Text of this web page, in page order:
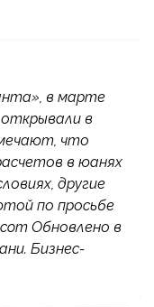
в марте
в
что
в юанях
другие
по просьбе
Обновлено в
Бизнес-